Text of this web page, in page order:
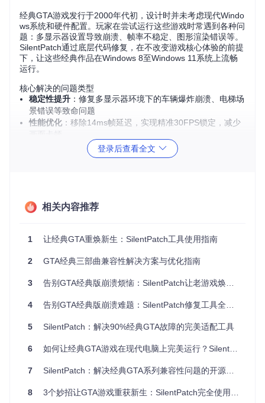
经典GTA游戏发行于2000年代初，设计时并未考虑现代Windo
ws系统和硬件配置。玩家在尝试运行这些游戏时常遇到各种问
题：多显示器设置导致崩溃、帧率不稳定、图形渲染错误等。
SilentPatch通过底层代码修复，在不改变游戏核心体验的前提
下，让这些经典作品在Windows 8至Windows 11系统上流畅
运行。
核心解决的问题类型
稳定性提升 ：修复多显示器环境下的车辆爆炸崩溃、电梯场
景错误等致命问题
性能优化 ：移除14ms帧延迟，实现精准30FPS锁定，减少
：解决现代显卡驱动下的图形渲染异常，恢复P
1. 获取源码
2. 环境准备
启用C++ Windows XP支持工具
设置对应游戏的RenderWare SDK环境变量：
Vice City：RWG34SDK指向RW 3.4 SDK目录
San Andreas：RWG36SDK指向RW 3.6 SDK目录
3. 编译安装
使用Visual Studio打开SilentPatch.sln解决方案，选择对应游
译，生成的补丁文件将自动适配游戏版本。
功能解析：让老游戏焕发新生
登录后查看全文
相关内容推荐
1 让经典GTA重焕新生：SilentPatch工具使用指南
2 GTA经典三部曲兼容性解决方案与优化指南
3 告别GTA经典版崩溃烦恼：SilentPatch让老游戏焕发新生
4 告别GTA经典版崩溃难题：SilentPatch修复工具全面解析
5 SilentPatch：解决90%经典GTA故障的完美适配工具
6 如何让经典GTA游戏在现代电脑上完美运行？SilentPatch修复工具全解析
7 SilentPatch：解决经典GTA系列兼容性问题的开源修复工具
8 3个妙招让GTA游戏重获新生：SilentPatch完全使用手册